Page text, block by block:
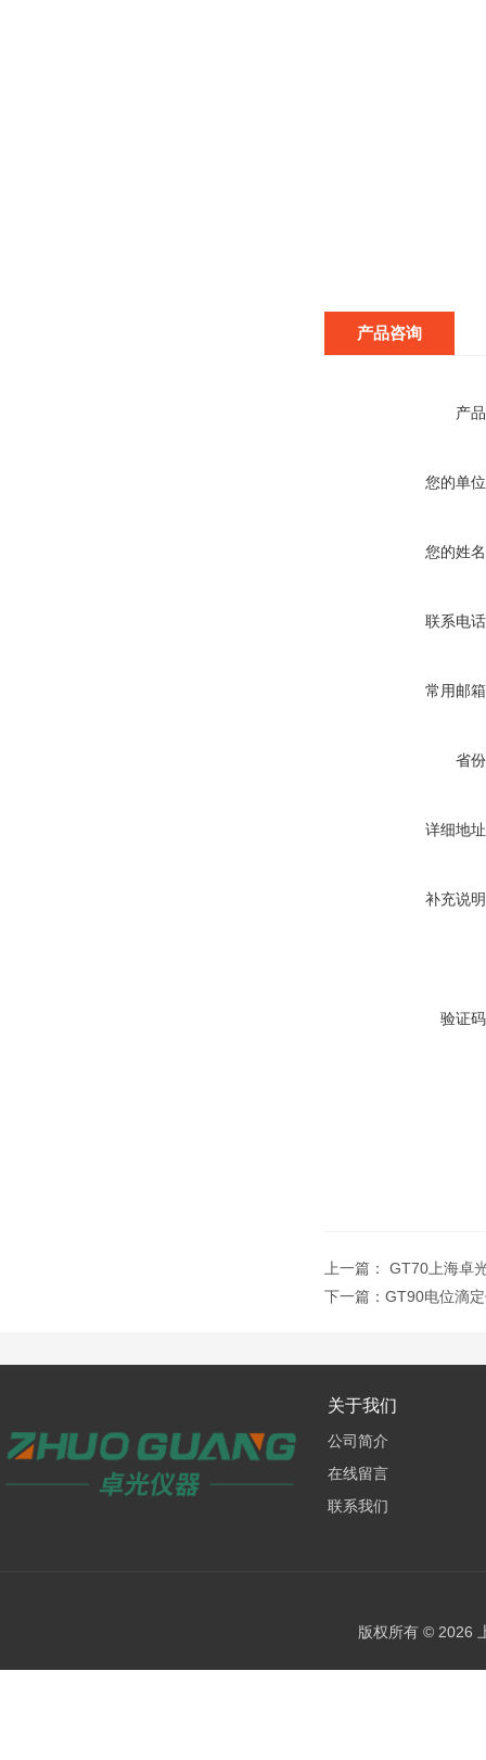
产品咨询
产
您的单
您的姓
联系电
常用邮
省
详细地
补充说
验证
上一篇： GT70上海卓
下一篇： GT90电位滴
关于我们
公司简介
在线留言
联系我们
版权所有 © 2026